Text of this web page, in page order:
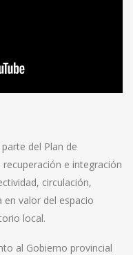
del Plan de
e integración
circulación,
en valor del espacio
local.
al Gobierno provincial